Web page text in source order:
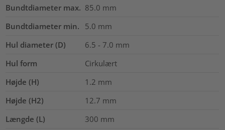
Bundtdiameter max. 85.0 mm
Bundtdiameter min.
5.0 mm
Hul diameter (D)
6.5 - 7.0 mm
Hul form
Cirkulært
Højde (H)
1.2 mm
Højde (H2)
12.7 mm
Længde (L)
300 mm